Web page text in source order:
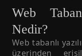
Web
Nedir?
Web tabanlı
üzerinden